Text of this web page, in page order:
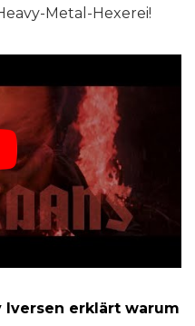
Metal-Hexerei!
Iversen erklärt warum